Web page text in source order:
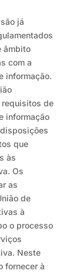
já
âmbito
com a
informação.
requisitos de
informação
que
às
Os
as
de
à
o processo
Neste
fornecer à